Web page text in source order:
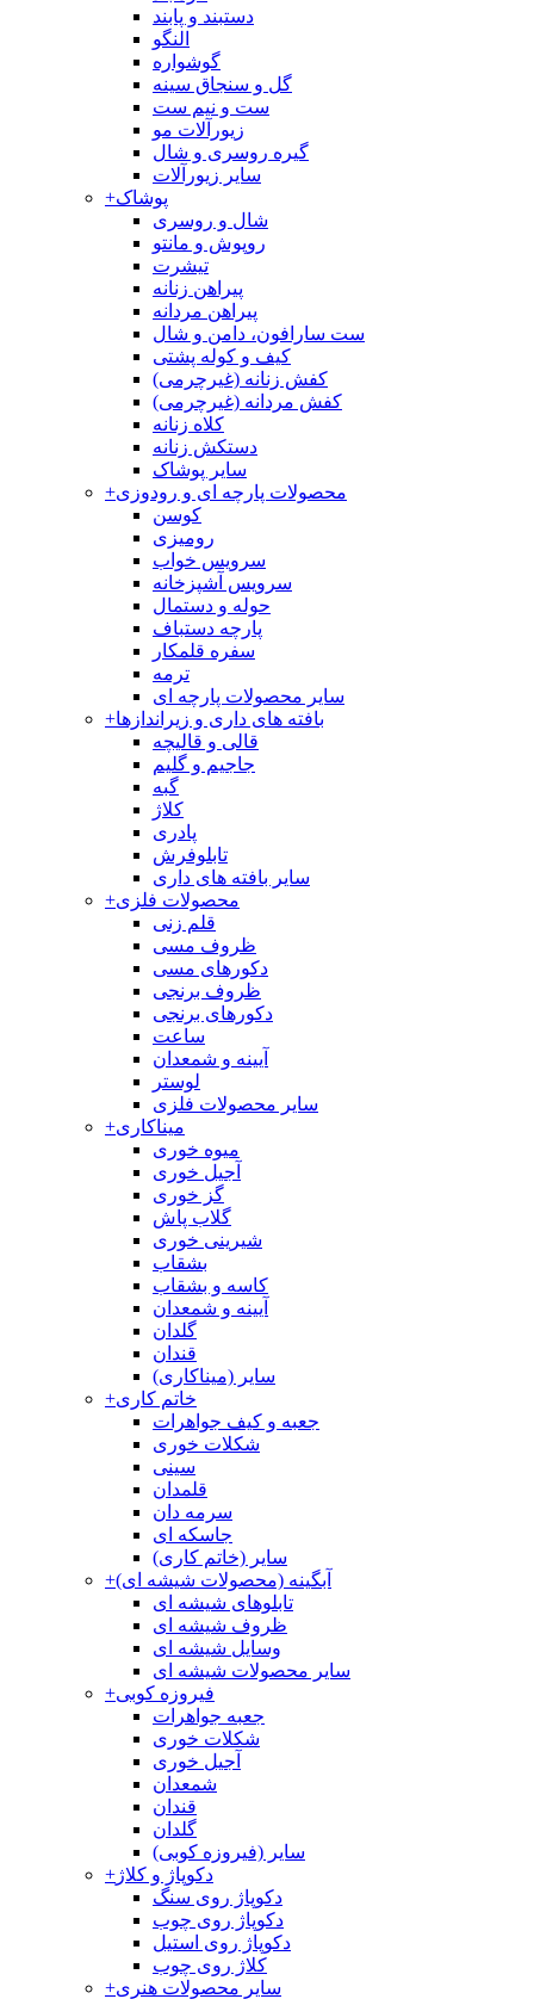
دستبند و پابند
النگو
گوشواره
گل و سنجاق سینه
ست و نیم ست
زیورآلات مو
گیره روسری و شال
سایر زیورآلات
+پوشاک
شال و روسری
روپوش و مانتو
تیشرت
پیراهن زنانه
پیراهن مردانه
ست سارافون، دامن و شال
کیف و کوله پشتی
کفش زنانه (غیرچرمی)
کفش مردانه (غیرچرمی)
کلاه زنانه
دستکش زنانه
سایر پوشاک
+محصولات پارچه ای و رودوزی
کوسن
رومیزی
سرویس خواب
سرویس آشپزخانه
حوله و دستمال
پارچه دستباف
سفره قلمکار
ترمه
سایر محصولات پارچه ای
+بافته های داری و زیراندازها
قالی و قالیچه
جاجیم و گلیم
گبه
کلاژ
پادری
تابلوفرش
سایر بافته های داری
+محصولات فلزی
قلم زنی
ظروف مسی
دکورهای مسی
ظروف برنجی
دکورهای برنجی
ساعت
آیینه و شمعدان
لوستر
سایر محصولات فلزی
+میناکاری
میوه خوری
آجیل خوری
گز خوری
گلاب پاش
شیرینی خوری
بشقاب
کاسه و بشقاب
آیینه و شمعدان
گلدان
قندان
سایر (میناکاری)
+خاتم کاری
جعبه و کیف جواهرات
شکلات خوری
سینی
قلمدان
سرمه دان
جاسکه ای
سایر (خاتم کاری)
+آبگینه (محصولات شیشه ای)
تابلوهای شیشه ای
ظروف شیشه ای
وسایل شیشه ای
سایر محصولات شیشه ای
+فیروزه کوبی
جعبه جواهرات
شکلات خوری
آجیل خوری
شمعدان
قندان
گلدان
سایر (فیروزه کوبی)
+دکوپاژ و کلاژ
دکوپاژ روی سنگ
دکوپاژ روی چوب
دکوپاژ روی استیل
کلاژ روی چوب
+سایر محصولات هنری